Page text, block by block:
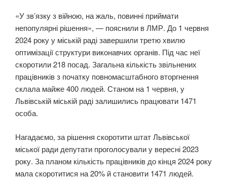
«У зв’язку з війною, на жаль, повинні приймати
непопулярні рішення», — пояснили в ЛМР. До 1 червня
2024 року у міській раді завершили третю хвилю
оптимізації структури виконавчих органів. Під час неї
скоротили 218 посад. Загальна кількість звільнених
працівників з початку повномасштабного вторгнення
склала майже 400 людей. Станом на 1 червня, у
Львівській міській раді залишились працювати 1471
особа.
Нагадаємо, за рішення скоротити штат Львівської
міської ради депутати проголосували у вересні 2023
року. За планом кількість працівників до кінця 2024 року
мала скоротитися на 20% й становити 1471 людей.